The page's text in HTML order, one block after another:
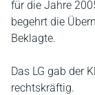
für die Jahre
begehrt die
Beklagte.
Das LG gab der
rechtskräftig.